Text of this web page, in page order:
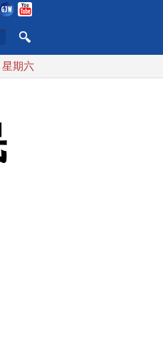
首結合城鎮演習 AIT連續發文
星期六